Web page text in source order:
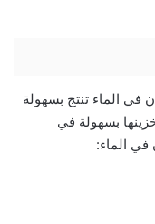
في الماء تنتج بسهولة
بسهولة في
في الماء: